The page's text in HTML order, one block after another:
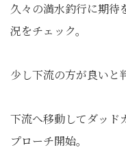
久々の満水釣行に期待
況をチェック。
少し下流の方が良いと
下流へ移動してダッド
プローチ開始。